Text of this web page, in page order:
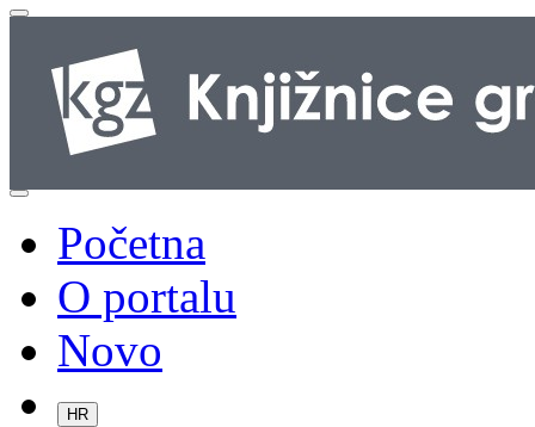
Početna
O portalu
Novo
HR